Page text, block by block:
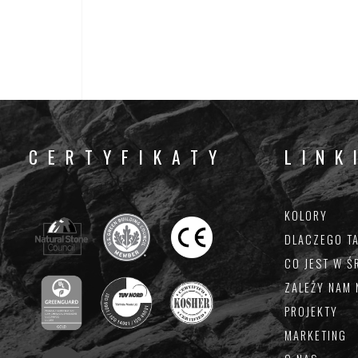
CERTYFIKATY
KOLORY
DLACZEGO
CO JEST W
ZALEŻY NAM
PROJEKTY
MARKETING
DOŁĄCZ
Bądź na